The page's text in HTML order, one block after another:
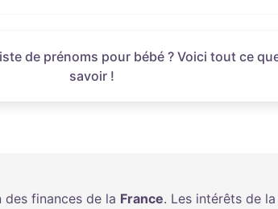
de prénoms pour bébé ? Voici tout ce
savoir !
des finances de la France. Les intérêts de la